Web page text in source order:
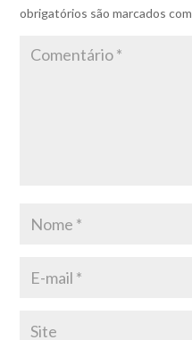
obrigatórios são marcados com